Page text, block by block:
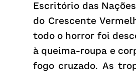
Escritório das
do Crescente
todo o horror foi
à queima-roupa e
fogo cruzado. As